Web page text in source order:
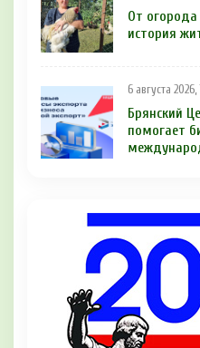
От огорода
история
6 августа 2026,
Брянский
помогает